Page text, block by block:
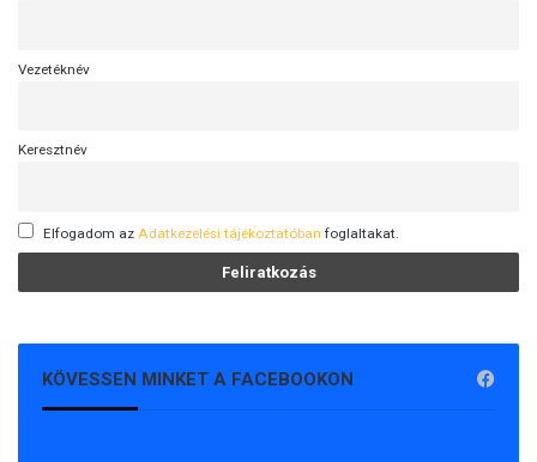
Vezetéknév
Keresztnév
Elfogadom az Adatkezelési tájékoztatóban foglaltakat.
KÖVESSEN MINKET A FACEBOOKON